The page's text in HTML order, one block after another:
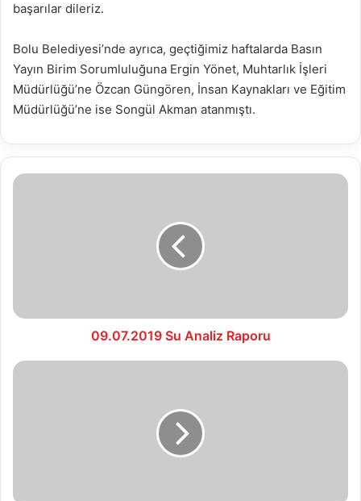
başarılar dileriz.
Bolu Belediyesi’nde ayrıca, geçtiğimiz haftalarda Basın
Yayın Birim Sorumluluğuna Ergin Yönet, Muhtarlık İşleri
Müdürlüğü’ne Özcan Güngören, İnsan Kaynakları ve Eğitim
Müdürlüğü’ne ise Songül Akman atanmıştı.
09.07.2019
09.07.2019 Su Analiz Raporu
10.07.2019